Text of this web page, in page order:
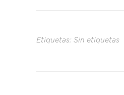
Etiquetas: Sin etiquetas